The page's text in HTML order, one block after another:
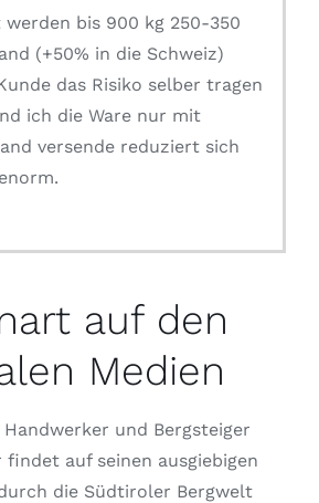
werden bis 900 kg 250-350
(+50% in die Schweiz)
das Risiko selber tragen
ich die Ware nur mit
versende reduziert sich
auf den
Medien
und Bergsteiger
findet auf seinen ausgiebigen
die Südtiroler Bergwelt